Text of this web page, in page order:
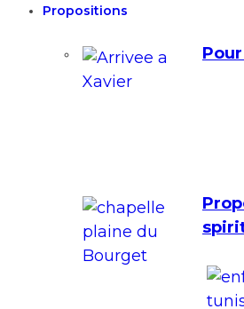
Propositions